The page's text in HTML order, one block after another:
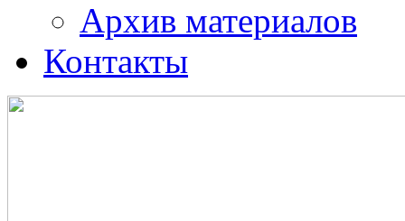
Архив материалов
Контакты